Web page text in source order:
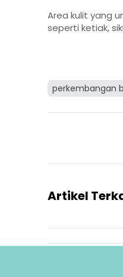
Area kulit yang
seperti ketiak,
perkembangan
Artikel